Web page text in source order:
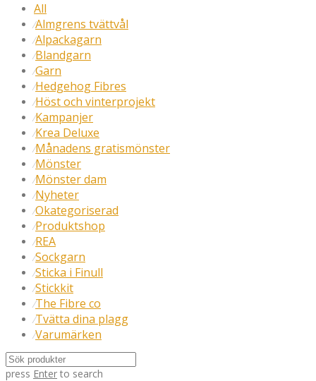
All
⁄Almgrens tvättvål
⁄Alpackagarn
⁄Blandgarn
⁄Garn
⁄Hedgehog Fibres
⁄Höst och vinterprojekt
⁄Kampanjer
⁄Krea Deluxe
⁄Månadens gratismönster
⁄Mönster
⁄Mönster dam
⁄Nyheter
⁄Okategoriserad
⁄Produktshop
⁄REA
⁄Sockgarn
⁄Sticka i Finull
⁄Stickkit
⁄The Fibre co
⁄Tvätta dina plagg
⁄Varumärken
press Enter to search